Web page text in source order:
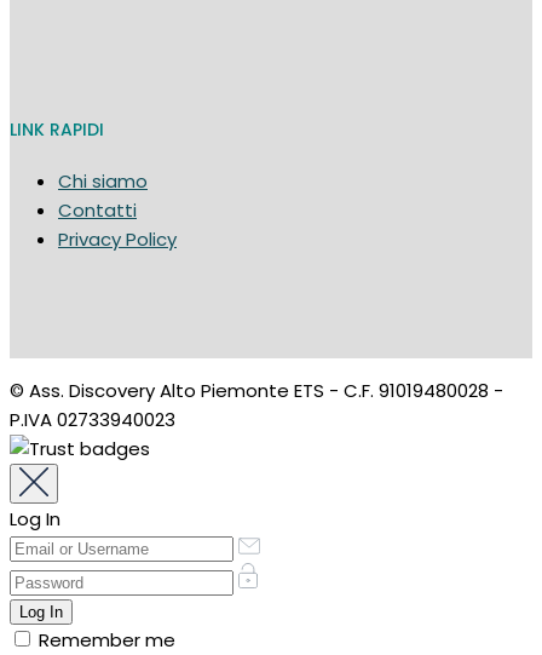
LINK RAPIDI
Chi siamo
Contatti
Privacy Policy
© Ass. Discovery Alto Piemonte ETS - C.F. 91019480028 -
P.IVA 02733940023
Log In
Remember me